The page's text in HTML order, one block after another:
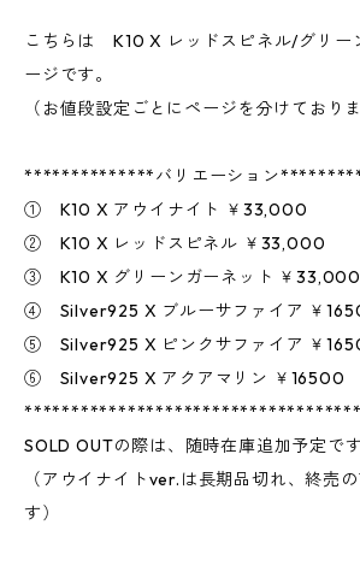
こちらは K10 X レッドスピネル/グリ
ージです。
（お値段設定ごとにページを分けておりま
**************バリエーション
① K10 X アウイナイト ￥33,000
② K10 X レッドスピネル ￥33,000
③ K10 X グリーンガーネット ￥33,000
④ Silver925 X ブルーサファイア ￥
⑤ Silver925 X ピンクサファイア ￥
⑥ Silver925 X アクアマリン ￥16500
SOLD OUTの際は、随時在庫追加予定です
（アウイナイトver.は長期品切れ、終売
す）